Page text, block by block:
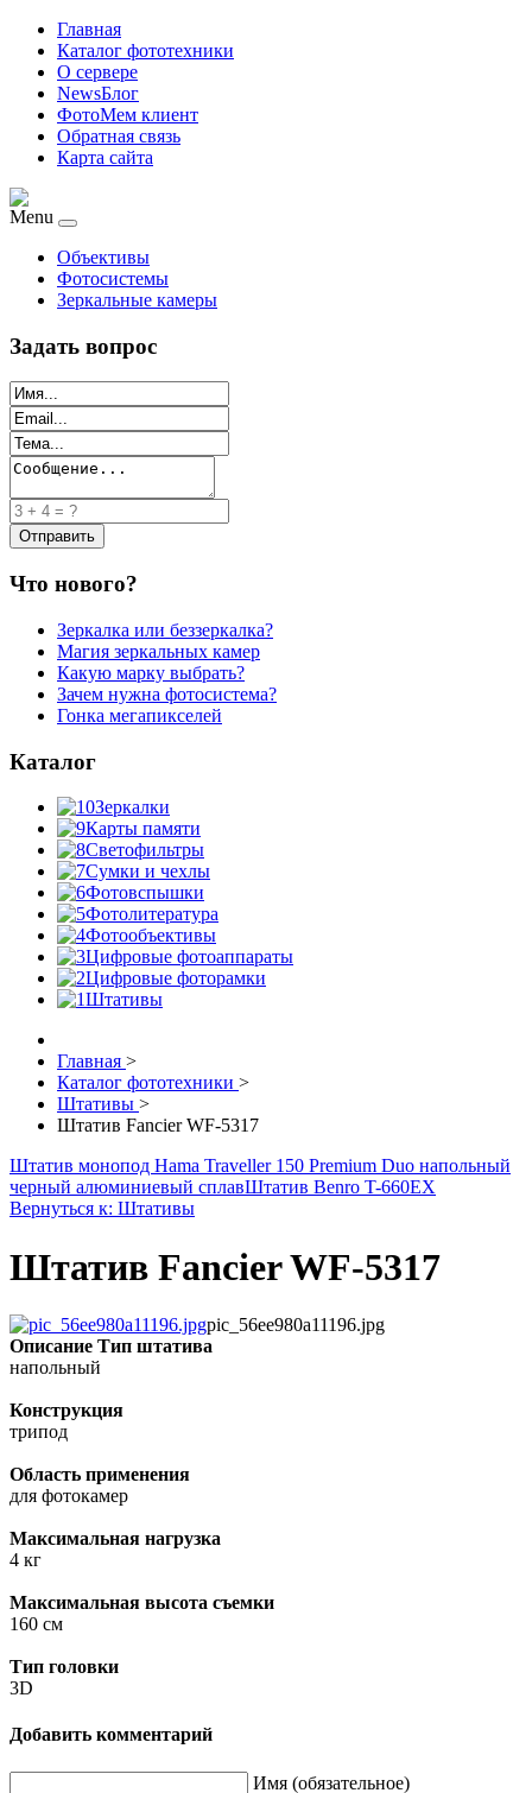
Главная
Каталог фототехники
О сервере
NewsБлог
ФотоМем клиент
Обратная связь
Карта сайта
Menu
Объективы
Фотосистемы
Зеркальные камеры
Задать вопрос
Что нового?
Зеркалка или беззеркалка?
Магия зеркальных камер
Какую марку выбрать?
Зачем нужна фотосистема?
Гонка мегапикселей
Каталог
Зеркалки
Карты памяти
Светофильтры
Сумки и чехлы
Фотовспышки
Фотолитература
Фотообъективы
Цифровые фотоаппараты
Цифровые фоторамки
Штативы
Главная >
Каталог фототехники >
Штативы >
Штатив Fancier WF-5317
Штатив монопод Hama Traveller 150 Premium Duo напольный
черный алюминиевый сплавШтатив Benro T-660EX
Вернуться к: Штативы
Штатив Fancier WF-5317
pic_56ee980a11196.jpg
Описание Тип штатива
напольный
Конструкция
трипод
Область применения
для фотокамер
Максимальная нагрузка
4 кг
Максимальная высота съемки
160 см
Тип головки
3D
Добавить комментарий
Имя (обязательное)